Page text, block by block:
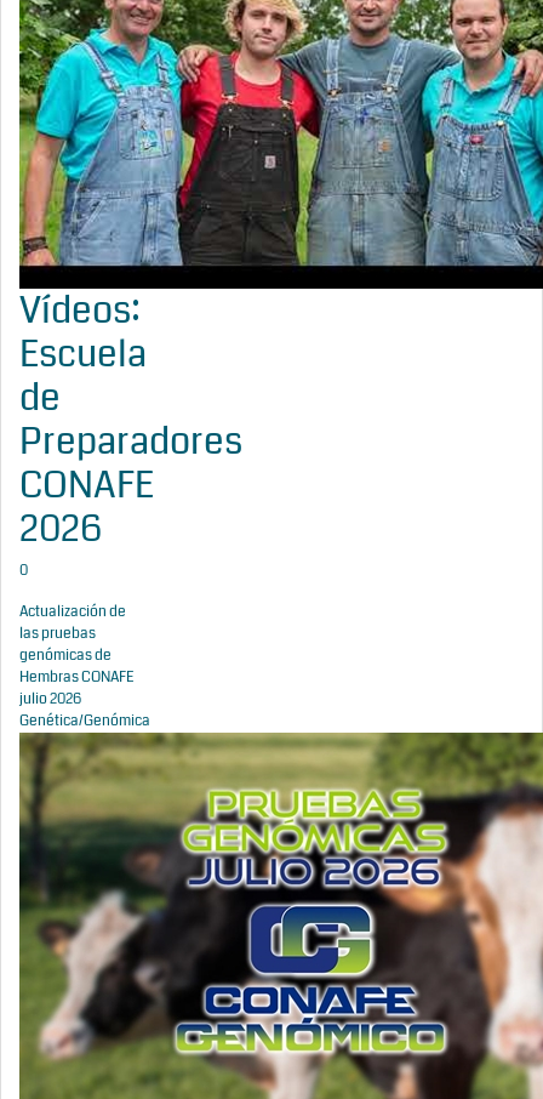
Vídeos:
Escuela
de
Preparadores
CONAFE
2026
0
Actualización de
las pruebas
genómicas de
Hembras CONAFE
julio 2026
Genética/Genómica